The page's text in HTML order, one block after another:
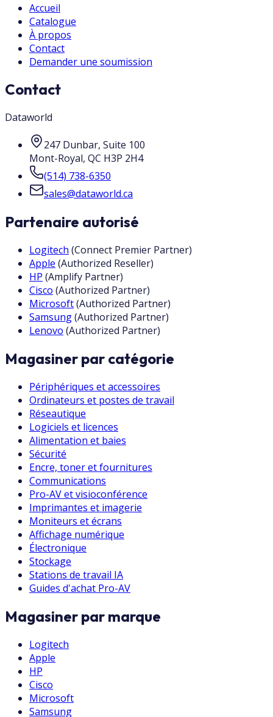
Accueil
Catalogue
À propos
Contact
Demander une soumission
Contact
Dataworld
247 Dunbar, Suite 100
Mont-Royal, QC H3P 2H4
(514) 738-6350
sales@dataworld.ca
Partenaire autorisé
Logitech (Connect Premier Partner)
Apple (Authorized Reseller)
HP (Amplify Partner)
Cisco (Authorized Partner)
Microsoft(Authorized Partner)
Samsung(Authorized Partner)
Lenovo (Authorized Partner)
Magasiner par catégorie
Périphériques et accessoires
Ordinateurs et postes de travail
Réseautique
Logiciels et licences
Alimentation et baies
Sécurité
Encre, toner et fournitures
Communications
Pro-AV et visioconférence
Imprimantes et imagerie
Moniteurs et écrans
Affichage numérique
Électronique
Stockage
Stations de travail IA
Guides d'achat Pro-AV
Magasiner par marque
Logitech
Apple
HP
Cisco
Microsoft
Samsung